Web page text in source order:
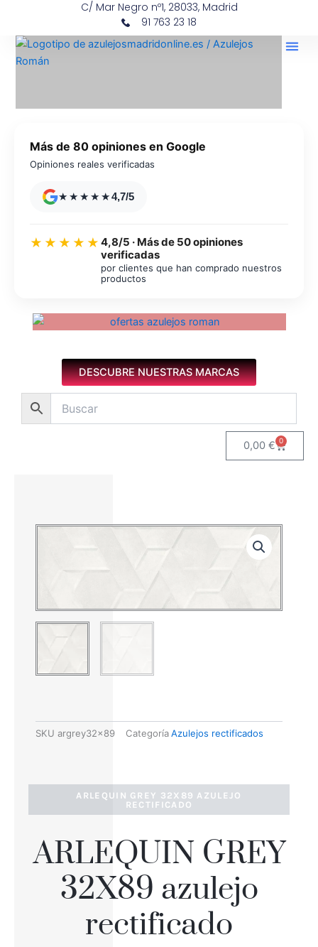
contenido
C/ Mar Negro nº1, 28033, Madrid
91 763 23 18
Más de 80 opiniones en Google
Opiniones reales verificadas
★★★★★4,7/5
★★★★★ 4,8/5 · Más de 50 opiniones
verificadas
por clientes que han comprado nuestros
productos
DESCUBRE NUESTRAS MARCAS
0,00€ 0
Carrito
SKU argrey32x89 CategoríaAzulejos rectificados
ARLEQUIN GREY 32X89 AZULEJO
RECTIFICADO
ARLEQUIN GREY
32X89 azulejo
rectificado